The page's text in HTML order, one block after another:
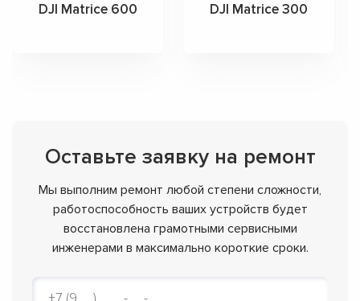
DJI Matrice 600 DJI Matrice 300
Оставьте заявку на ремонт
Мы выполним ремонт любой степени сложности,
работоспособность ваших устройств будет
восстановлена грамотными сервисными
инженерами в максимально короткие сроки.